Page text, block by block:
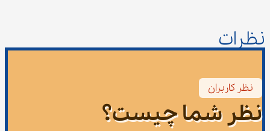
نظرات
نظر کاربران
نظر شما چیست؟